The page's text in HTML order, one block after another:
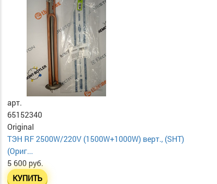
арт.
65152340
Original
ТЭН RF 2500W/220V (1500W+1000W) верт., (SHT)
(Ориг...
5 600 руб.
КУПИТЬ